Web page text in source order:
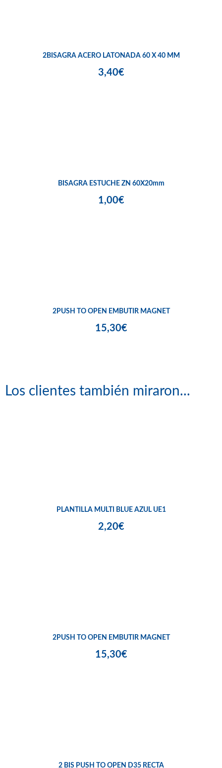
2BISAGRA ACERO LATONADA 60 X 40 MM
3,40€
BISAGRA ESTUCHE ZN 60X20mm
1,00€
2PUSH TO OPEN EMBUTIR MAGNET
15,30€
Los clientes también miraron...
PLANTILLA MULTI BLUE AZUL UE1
2,20€
2PUSH TO OPEN EMBUTIR MAGNET
15,30€
2 BIS PUSH TO OPEN D35 RECTA